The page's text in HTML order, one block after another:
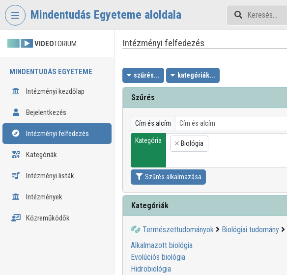
Fejléc kihagyása
Mindentudás Egyeteme aloldala
VIDEOTORIUM
MINDENTUDÁS EGYETEME
Intézményi kezdőlap
Bejelentkezés
Intézményi felfedezés
Kategóriák
Intézményi listák
Intézmények
Közreműködők
Intézményi felfedezés
szűrés... kategóriák...
Szűrés
Cím és alcím
Kategória
×
Biológia
Szűrés alkalmazása
Kategóriák
Természettudományok Biológiai tudomány
Alkalmazott biológia
Evolúciós biológia
Hidrobiológia